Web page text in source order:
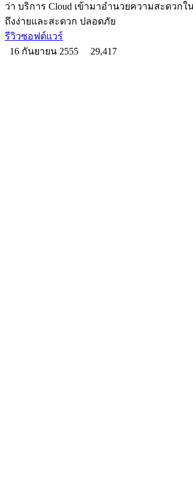
ว่า บริการ Cloud เข้ามาอำนวยความสะดวก
ถึงง่ายและสะดวก ปลอดภัย
รีวิวซอฟต์แวร์
16 กันยายน 2555
29,417